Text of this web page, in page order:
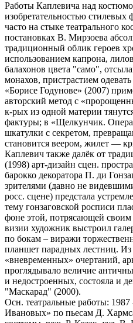
Работы Каплевича над
изобретательностью стилевых
часто на стыке театрального
постановках В. Мирзоева
традиционный облик героев
использованием капрона,
балахонов цвета "само",
монахов, пристрастием
«Борисе Годунове» (2007)
авторский метод с
к-рых из одной материи
фактуры; в «Щелкунчик.
шкатулки с секретом,
становится веером, жилет —
Каплевич также далёк от
(1998) арт-дизайн сцен.
барокко декоратора П. ди
зрителями (давно не
росс. сцене) предстала
тему гонзаговской росписи
фоне этой, потрясающей
визии художник выстроил
по бокам – виражи
планшет парадных лестниц.
«вневременных» очертаний,
проглядывало величие
и недостроенных, состояла и
"Маскарад" (2000).
Осн. театральные работы:
Ивановых» по пьесам Д.